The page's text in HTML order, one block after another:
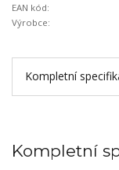
EAN kód:
Výrobce:
Kompletní
Kompletní